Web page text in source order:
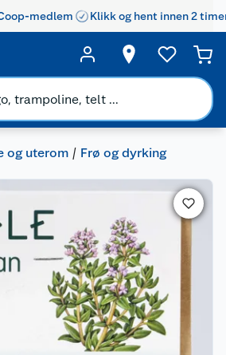
medlem Klikk og hent innen 2
og uterom Frø og dyrking